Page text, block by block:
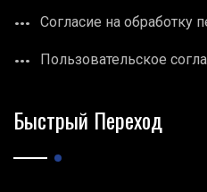
Согласие на обработку
Пользовательское
Быстрый Переход